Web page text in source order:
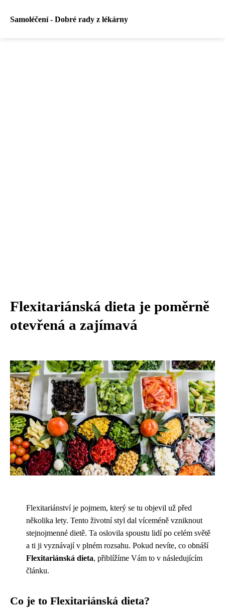
Samoléčení - Dobré rady z lékárny
Flexitariánská dieta je poměrně
otevřená a zajímavá
Flexitariánství je pojmem, který se tu objevil už před
několika lety. Tento životní styl dal víceméně vzniknout
stejnojmenné dietě. Ta oslovila spoustu lidí po celém světě
a ti ji vyznávají v plném rozsahu. Pokud nevíte, co obnáší
Flexitariánská dieta, přiblížíme Vám to v následujícím
článku.
Co je to Flexitariánská dieta?